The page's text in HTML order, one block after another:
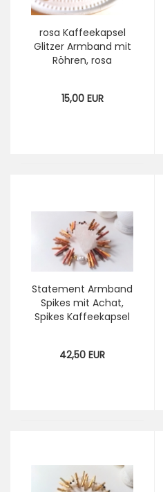
rosa Kaffeekapsel
Glitzer Armband mit
Röhren, rosa
Nespresso Upcycling
15,00 EUR
Statement Armband
Spikes mit Achat,
Spikes Kaffeekapsel
42,50 EUR